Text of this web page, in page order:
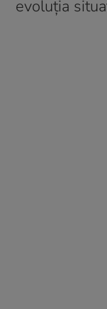
evoluţia